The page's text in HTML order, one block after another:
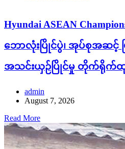
Hyundai ASEAN
ဘောလုံးပြိုင်ပွဲ၊ အုပ်စုအဆင့်
အသင်းယှဉ်ပြိုင်မှု တိုက်ရို
admin
August 7, 2026
Read More